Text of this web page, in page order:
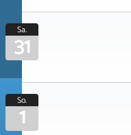
Sa.
31
So.
1